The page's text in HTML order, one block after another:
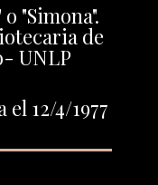
"Simona".
de
UNLP
12/4/1977